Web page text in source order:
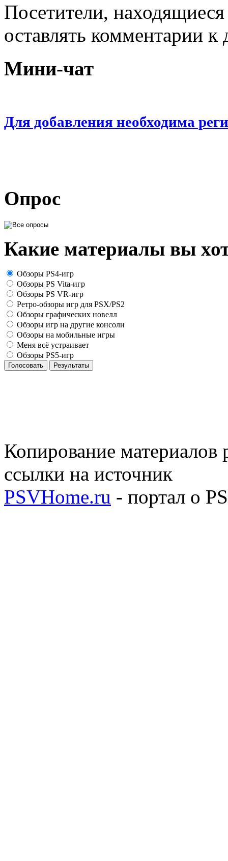
Посетители,
оставлять комментарии
Мини-чат
Для добавления необходима
Опрос
Какие материалы вы
Обзоры PS4-игр
Обзоры PS Vita-игр
Обзоры PS VR-игр
Ретро-обзоры игр для PSX/PS2
Обзоры графических новелл
Обзоры игр на другие консоли
Обзоры на мобильные игры
Меня всё устраивает
Обзоры PS5-игр
Голосовать Результаты
Копирование материалов
ссылки на источник
PSVHome.ru - портал о